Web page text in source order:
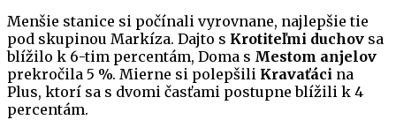
Menšie stanice si počínali vyrovnane, najlepšie tie
pod skupinou Markíza. Dajto s Krotiteľmi duchov sa
blížilo k 6-tim percentám, Doma s Mestom anjelov
prekročila 5 %. Mierne si polepšili Kravaťáci na
Plus, ktorí sa s dvomi časťami postupne blížili k 4
percentám.